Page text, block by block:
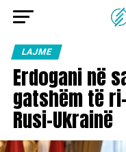
LAJME
Erdogani në
gatshëm të
Rusi-Ukrainë